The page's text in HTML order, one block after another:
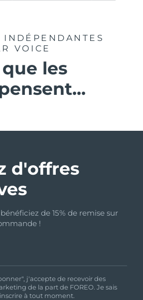
VOICE
les
d'offres
de 15% de remise sur
!
j'accepte de recevoir des
de la part de FOREO. Je sais
à tout moment.